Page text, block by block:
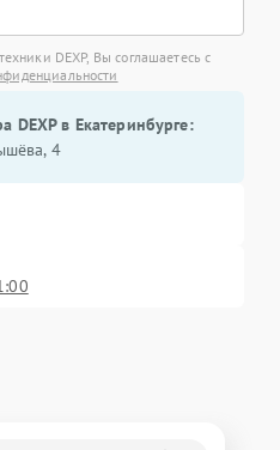
DEXP, Вы соглашаетесь с
DEXP в Екатеринбурге:
4